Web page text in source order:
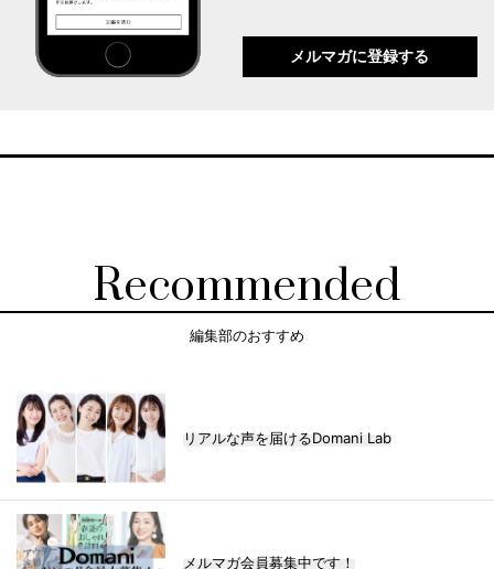
メルマガに登録する
Recommended
編集部のおすすめ
リアルな声を届けるDomani Lab
メルマガ会員募集中です！